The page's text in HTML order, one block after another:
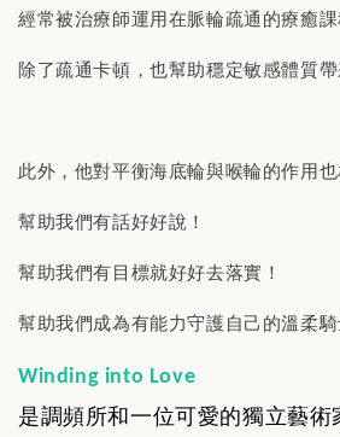
經常被治療師運用在脈輪疏通的療癒課
除了疏通卡頓，也幫助穩定敏感體質帶
此外，他對平衡海底輪與喉輪的作用也
幫助我們有話好好說！
幫助我們有目標就好好去落實！
幫助我們成為有能力守護自己的溫柔騎
Winding into Love
是調頻所和一位可愛的獨立藝